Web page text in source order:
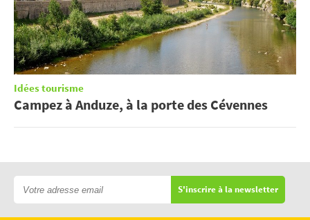
Idées tourisme
Campez à Anduze, à la porte des Cévennes
S'inscrire à la newsletter